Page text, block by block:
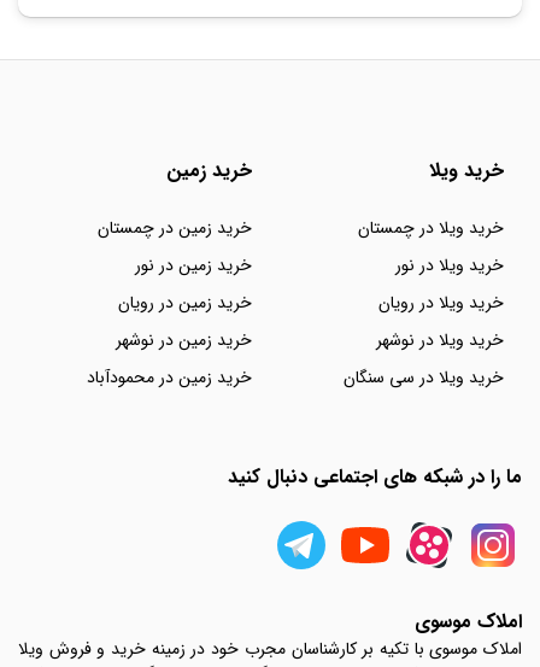
خرید ویلا
خرید ویلا در چمستان
خرید ویلا در نور
خرید ویلا در رویان
خرید ویلا در نوشهر
خرید ویلا در سی سنگان
خرید زمین
خرید زمین در چمستان
خرید زمین در نور
خرید زمین در رویان
خرید زمین در نوشهر
خرید زمین در محمودآباد
ما را در شبکه های اجتماعی دنبال کنید
املاک موسوی
املاک موسوی با تکیه بر کارشناسان مجرب خود در زمینه خرید و فروش ویلا